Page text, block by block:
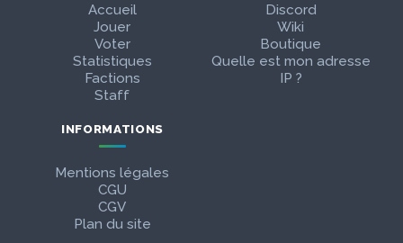
Accueil
Jouer
Voter
Statistiques
Factions
Staff
Discord
Wiki
Boutique
Quelle est mon adresse
IP ?
INFORMATIONS
Mentions légales
CGU
CGV
Plan du site